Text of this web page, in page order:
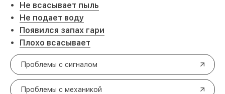
Не всасывает пыль
Не подает воду
Появился запах гари
Плохо всасывает
Проблемы с сигналом
Проблемы с механикой